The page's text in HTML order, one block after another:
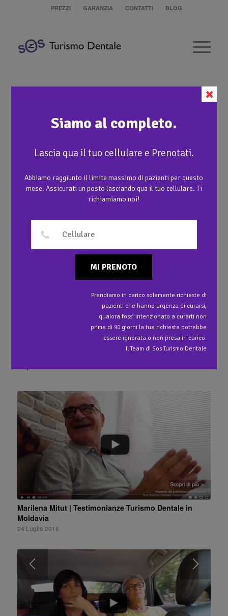
PREZZI GARANZIA CONTATTI BLOG
Caspule Metallo-Ceramica
Capsula Metallo Ceramica
Marilena Mitut | Testimonianze Turismo Dentale in
Moldavia
24 Luglio 2016
Siamo al completo.
Lascia qua il tuo cellulare e Prenotati.
Abbiamo raggiunto il limite massimo di pazienti per questo
mese. Assicurati un posto lasciando qua il tuo cellulare. Ti
richiamiamo noi!
MI PRENOTO
Prendiamo in carico solamente richieste di
pazienti che hanno urgenza di curarsi,
qualora fossi intenzionato a curarti non
prima di 90 giorni la tua richiesta potrebbe
essere ignorata o non presa in carico.
Il Team di Sos Turismo Dentale